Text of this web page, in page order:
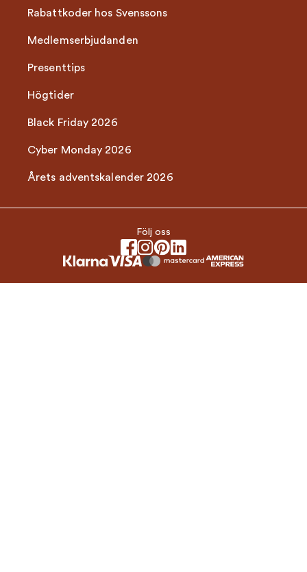
Rabattkoder hos Svenssons
Medlemserbjudanden
Presenttips
Högtider
Black Friday 2026
Cyber Monday 2026
Årets adventskalender 2026
Följ oss